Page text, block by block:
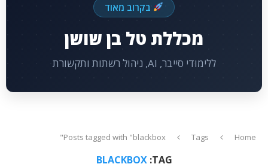
בקרוב מאוד
מכללת טל בן שושן
ללימודי סייבר, AI, ניהול רשתות ותקשורת
Home
Tags
Posts tagged with "blackbox"
TAG:
BLACKBOX